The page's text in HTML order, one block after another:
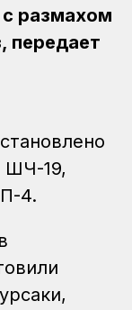
размахом
передает
ШЧ-19,
4.